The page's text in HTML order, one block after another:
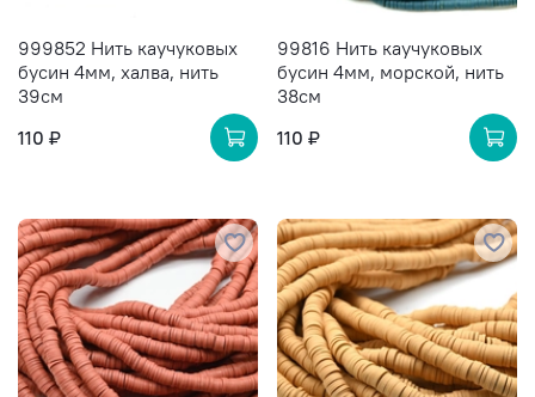
999852 Нить каучуковых
бусин 4мм, халва, нить
39см
110 ₽
99816 Нить каучуковых
бусин 4мм, морской, нить
38см
110 ₽